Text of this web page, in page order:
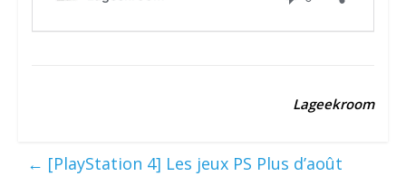
Lageekroom
← [PlayStation 4] Les jeux PS Plus d’août